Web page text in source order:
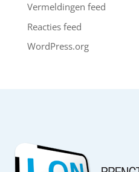
Vermeldingen feed
Reacties feed
WordPress.org